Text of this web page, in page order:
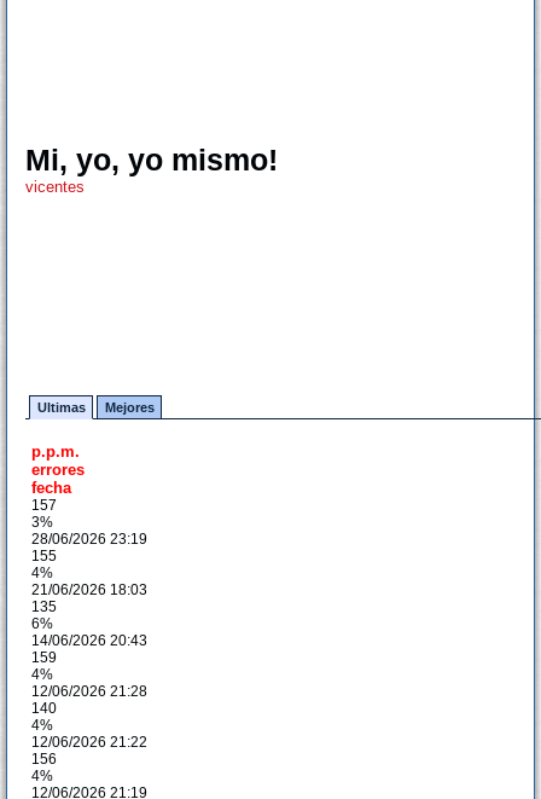
Mi, yo, yo mismo!
vicentes
Ultimas Mejores
p.p.m.
errores
fecha
157
3%
28/06/2026 23:19
155
4%
21/06/2026 18:03
135
6%
14/06/2026 20:43
159
4%
12/06/2026 21:28
140
4%
12/06/2026 21:22
156
4%
12/06/2026 21:19